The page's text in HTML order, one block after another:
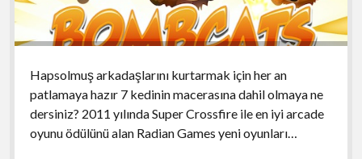
Hapsolmuş arkadaşlarını kurtarmak için her an
patlamaya hazır 7 kedinin macerasına dahil olmaya ne
dersiniz? 2011 yılında Super Crossfire ile en iyi arcade
oyunu ödülünü alan Radian Games yeni oyunları…